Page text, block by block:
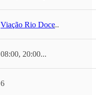
Viação Rio Doce...
08:00, 20:00...
6